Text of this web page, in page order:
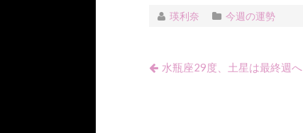
瑛利奈 今週の運勢
水瓶座29度、土星は最終週へ